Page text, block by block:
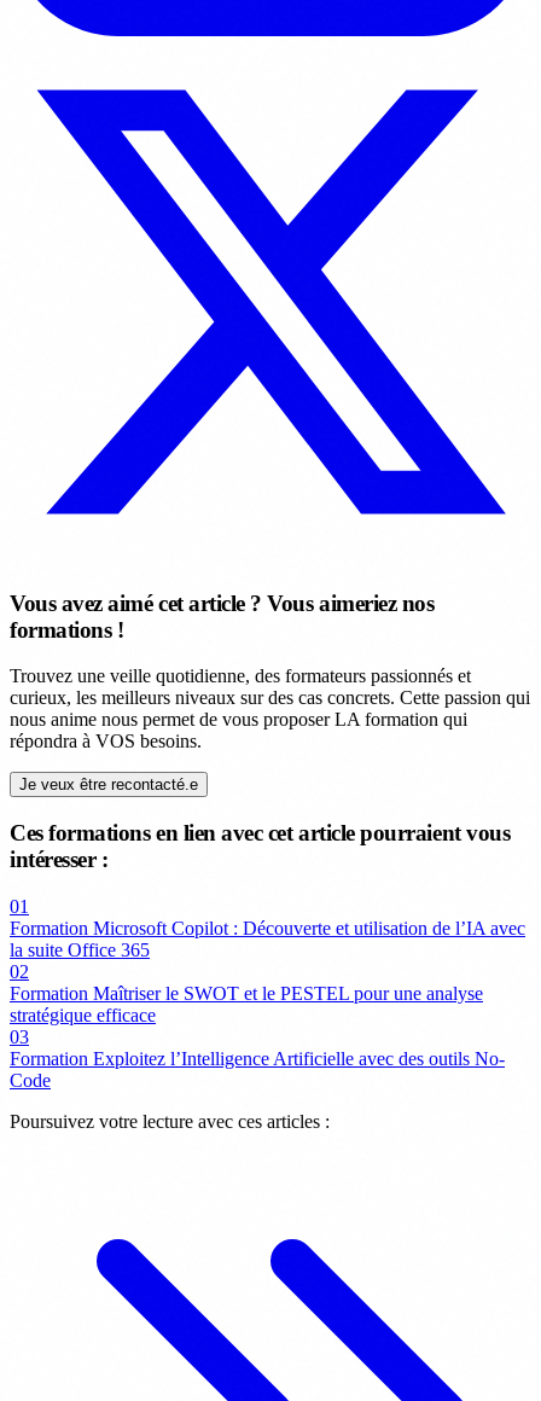
Vous avez aimé cet article ? Vous aimeriez nos
formations !
Trouvez une veille quotidienne, des formateurs passionnés et
curieux, les meilleurs niveaux sur des cas concrets. Cette passion qui
nous anime nous permet de vous proposer LA formation qui
répondra à VOS besoins.
Je veux être recontacté.e
Ces formations en lien avec cet article pourraient vous
intéresser :
01
Formation Microsoft Copilot : Découverte et utilisation de l’IA avec
la suite Office 365
02
Formation Maîtriser le SWOT et le PESTEL pour une analyse
stratégique efficace
03
Formation Exploitez l’Intelligence Artificielle avec des outils No-
Code
Poursuivez votre lecture avec ces articles :